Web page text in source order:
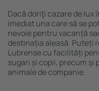
Dacă doriţi cazare de lux
imediat una care să se
nevoie pentru vacanță
destinația aleasă. Puteți
Lubrense cu facilități
sugari și copii, precum
animale de companie.